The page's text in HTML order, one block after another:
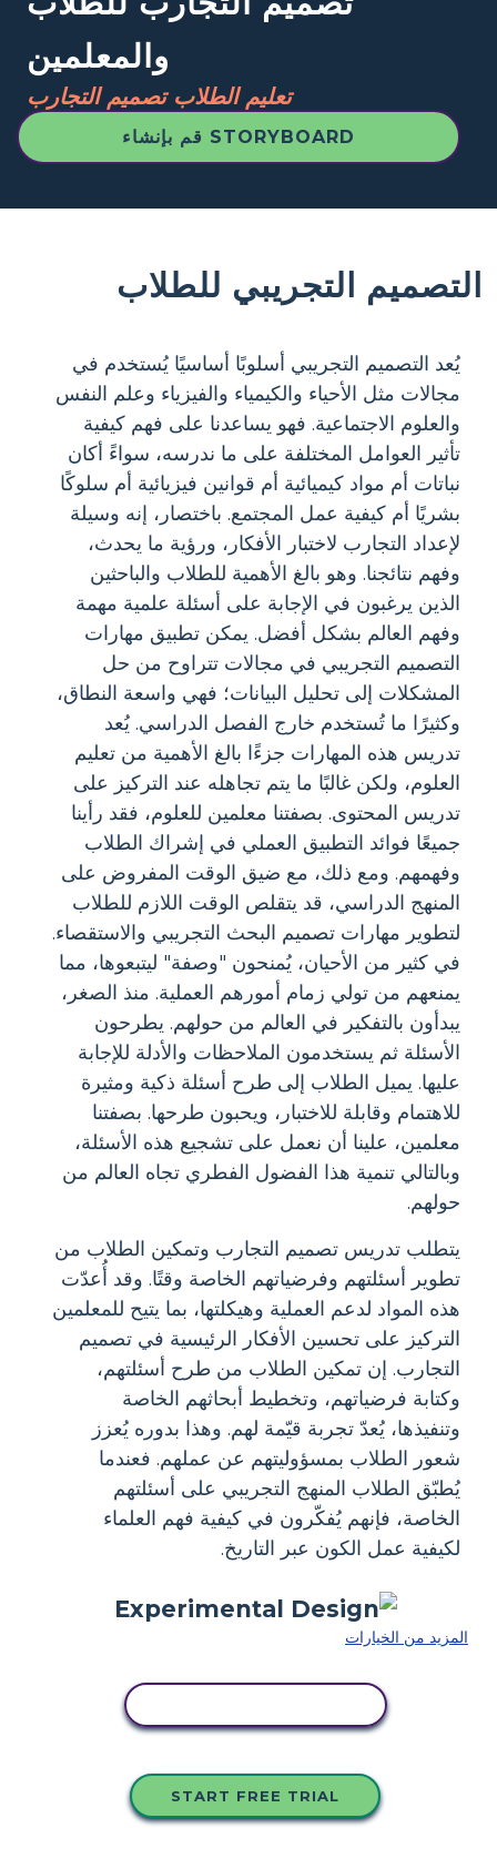
والمعلمين
تعليم الطلاب تصميم التجارب
قم بإنشاء STORYBOARD
التصميم التجريبي للطلاب
يُعد التصميم التجريبي أسلوبًا أساسيًا يُستخدم في
مجالات مثل الأحياء والكيمياء والفيزياء وعلم النفس
والعلوم الاجتماعية. فهو يساعدنا على فهم كيفية
تأثير العوامل المختلفة على ما ندرسه، سواءً أكان
نباتات أم مواد كيميائية أم قوانين فيزيائية أم سلوكًا
بشريًا أم كيفية عمل المجتمع. باختصار، إنه وسيلة
لإعداد التجارب لاختبار الأفكار، ورؤية ما يحدث،
وفهم نتائجنا. وهو بالغ الأهمية للطلاب والباحثين
الذين يرغبون في الإجابة على أسئلة علمية مهمة
وفهم العالم بشكل أفضل. يمكن تطبيق مهارات
التصميم التجريبي في مجالات تتراوح من حل
المشكلات إلى تحليل البيانات؛ فهي واسعة النطاق،
وكثيرًا ما تُستخدم خارج الفصل الدراسي. يُعد
تدريس هذه المهارات جزءًا بالغ الأهمية من تعليم
العلوم، ولكن غالبًا ما يتم تجاهله عند التركيز على
تدريس المحتوى. بصفتنا معلمين للعلوم، فقد رأينا
جميعًا فوائد التطبيق العملي في إشراك الطلاب
وفهمهم. ومع ذلك، مع ضيق الوقت المفروض على
المنهج الدراسي، قد يتقلص الوقت اللازم للطلاب
لتطوير مهارات تصميم البحث التجريبي والاستقصاء.
في كثير من الأحيان، يُمنحون "وصفة" ليتبعوها، مما
يمنعهم من تولي زمام أمورهم العملية. منذ الصغر،
يبدأون بالتفكير في العالم من حولهم. يطرحون
الأسئلة ثم يستخدمون الملاحظات والأدلة للإجابة
عليها. يميل الطلاب إلى طرح أسئلة ذكية ومثيرة
للاهتمام وقابلة للاختبار، ويحبون طرحها. بصفتنا
معلمين، علينا أن نعمل على تشجيع هذه الأسئلة،
وبالتالي تنمية هذا الفضول الفطري تجاه العالم من
حولهم.
يتطلب تدريس تصميم التجارب وتمكين الطلاب من
تطوير أسئلتهم وفرضياتهم الخاصة وقتًا. وقد أُعدّت
هذه المواد لدعم العملية وهيكلتها، بما يتيح للمعلمين
التركيز على تحسين الأفكار الرئيسية في تصميم
التجارب. إن تمكين الطلاب من طرح أسئلتهم،
وكتابة فرضياتهم، وتخطيط أبحاثهم الخاصة
وتنفيذها، يُعدّ تجربة قيّمة لهم. وهذا بدوره يُعزز
شعور الطلاب بمسؤوليتهم عن عملهم. فعندما
يُطبّق الطلاب المنهج التجريبي على أسئلتهم
الخاصة، فإنهم يُفكّرون في كيفية فهم العلماء
لكيفية عمل الكون عبر التاريخ.
المزيد من الخيارات
START FREE TRIAL